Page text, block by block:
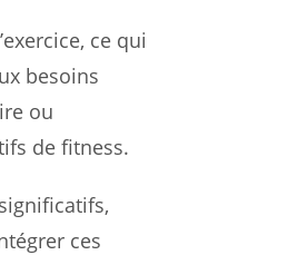
ce qui
besoins
ou
de fitness.
ces